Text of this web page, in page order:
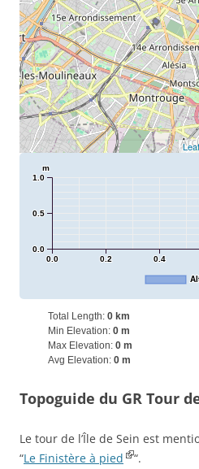
0.0 0.2 0.4
0.0
0.5
1.0
m
Total Length: 0 km
Min Elevation: 0 m
Max Elevation: 0 m
Avg Elevation: 0 m
Topoguide du GR Tour
Le tour de l’Île de Sein est
“Le Finistère à pied “.